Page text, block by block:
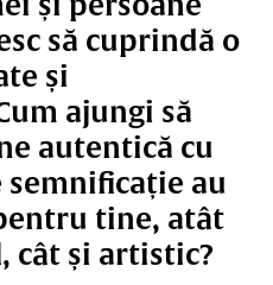
să cuprindă o
și
ajungi să
autentică cu
au
tine, atât
cât și artistic?